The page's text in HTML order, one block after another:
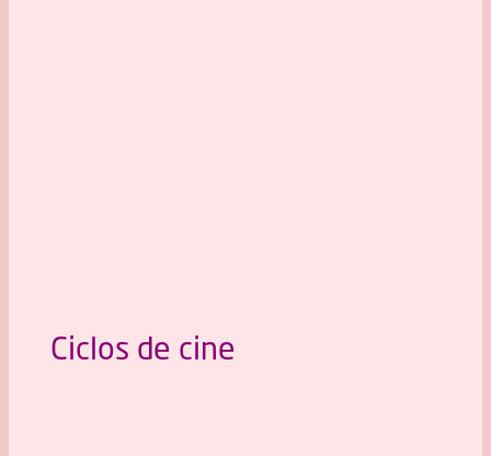
Ciclos de cine